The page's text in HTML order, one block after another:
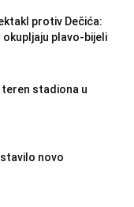
protiv Dečića:
plavo-bijeli
stadiona u
novo